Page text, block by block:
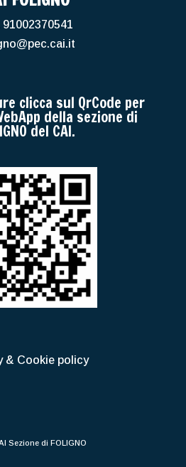
91002370541
clicca sul QrCode per
della sezione di
del CAI.
& Cookie policy
Sezione di FOLIGNO